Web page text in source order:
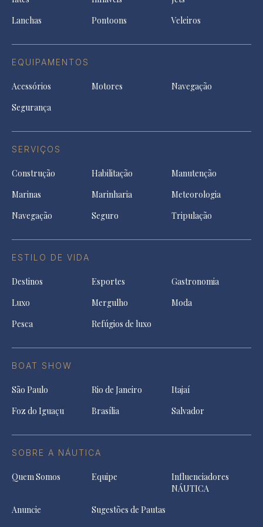
Lanchas
Pontoons Veleiros
EQUIPAMENTOS
Acessórios Motores
Navegação
Segurança
SERVIÇOS
Construção Habilitação
Manutenção
Marinas
Marinharia
Meteorologia
Navegação
Seguro Tripulação
ESTILO DE VIDA
Destinos Esportes
Gastronomia
Luxo
Mergulho
Moda
Pesca
Refúgios de luxo
BOAT SHOW
São Paulo Rio de Janeiro
Itajaí
Foz do Iguaçu
Brasília Salvador
SOBRE A NÁUTICA
Quem Somos Equipe
Influenciadores
NÁUTICA
Anuncie
Sugestões de Pautas